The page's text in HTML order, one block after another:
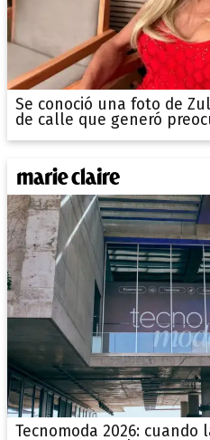
Se conoció una foto de
de calle que generó
Tecnomoda 2026: cuando